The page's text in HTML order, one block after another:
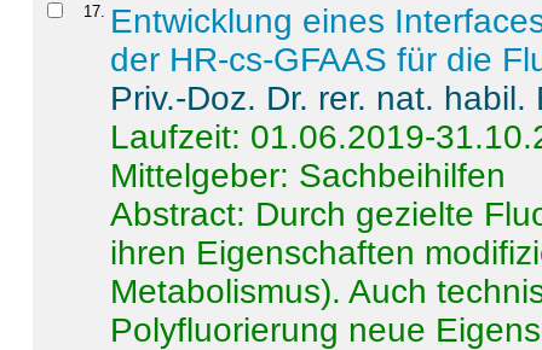
17
Entwicklung eines
der HR-cs-GFAAS für die
Priv.-Doz. Dr. rer. nat.
Laufzeit: 01.06.2019-
Mittelgeber: Sachbeihilfen
Abstract: Durch gezielte
ihren Eigenschaften
Metabolismus). Auch
Polyfluorierung neue